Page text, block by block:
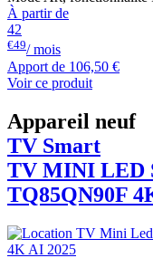
À partir de
42
€49/ mois
Apport de 106,50 €
Voir ce produit
Appareil neuf
TV Smart
TV MINI LED
TQ85QN90F